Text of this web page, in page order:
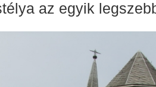
az egyik